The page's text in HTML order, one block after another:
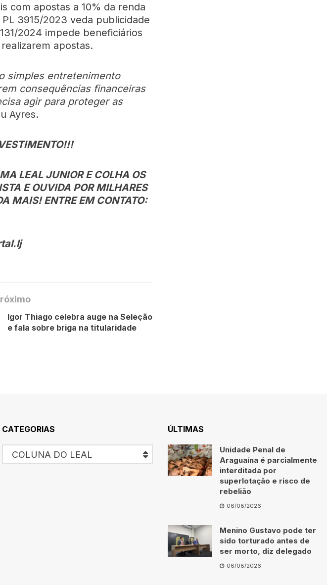
com apostas a 10% da renda
3915/2023 veda publicidade
2024 impede beneficiários
apostas.
simples entretenimento
consequências financeiras
agir para proteger as
Ayres.
LEAL JUNIOR E COLHA OS
E OUVIDA POR MILHARES
MAIS! ENTRE EM CONTATO:
Igor Thiago celebra auge na Seleção
e fala sobre briga na titularidade
CATEGORIAS
COLUNA DO LEAL
ÚLTIMAS
Unidade Penal de
Araguaína é parcialmente
interditada por
superlotação e risco de
rebelião
06/08/2026
Menino Gustavo pode ter
sido torturado antes de
ser morto, diz delegado
06/08/2026